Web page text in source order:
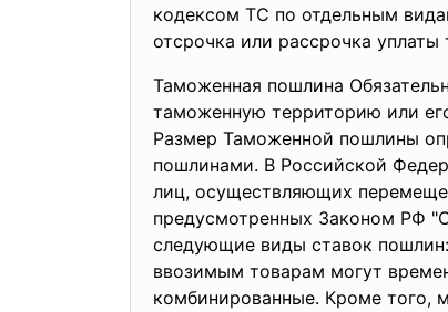
кодексом ТС по отдельным
отсрочка или рассрочка
Таможенная пошлина
таможенную территорию или
Размер Таможенной пошлины
пошлинами. В Российской
лиц, осуществляющих
предусмотренных Законом РФ
следующие виды ставок
ввозимым товарам могут
комбинированные. Кроме того,